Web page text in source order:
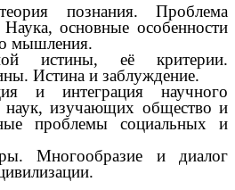
познания. Проблема
основные особенности
мышления.
истины, её критерии.
Истина и заблуждение.
и интеграция научного
наук, изучающих общество и
проблемы социальных и
Многообразие и диалог